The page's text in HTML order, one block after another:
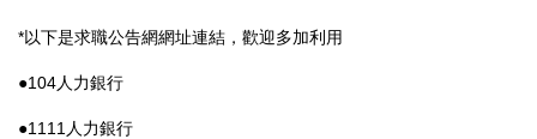
*以下是求職公告網網址連結，歡迎多加利用
●104人力銀行
●1111人力銀行